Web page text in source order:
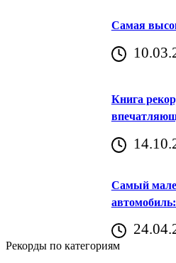
Самая
Книга
Самый
Рекорды по категориям